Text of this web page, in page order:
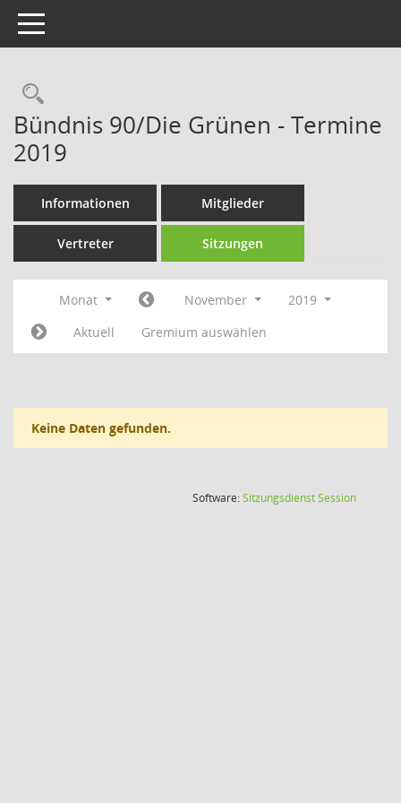
Toggle navigation
Rechercheauswahl
Bündnis 90/Die Grünen - Termine
2019
Informationen Mitglieder
Vertreter Sitzungen
Monat November
2019
Aktuell
Gremium auswählen
Keine Daten gefunden.
Software:SitzungsdienstSession(Wird in